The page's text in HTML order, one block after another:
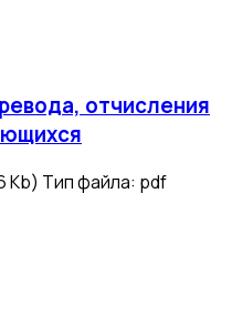
отчисления
Kb) Тип файла: pdf